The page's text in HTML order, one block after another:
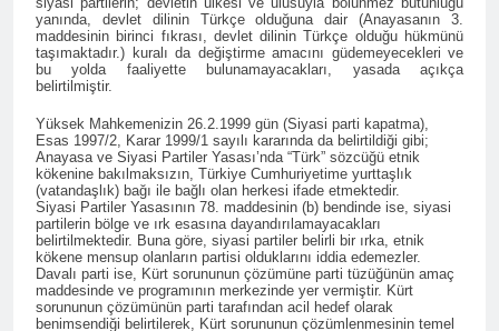
Aşireti Derneğini ziyaret etti
HAK-PAR DİYARBAKIR 10.
KONGRESİNİ
GERÇEKLEŞTİRDİ
tarihinde gazeteciler
cemiyeti toplantı salonunda
yapıldı.
2 Yıl Ago
Özgürlükler Partisi-HAK-PAR,
05 Ekim 2024 tarihinde
Diyarbakır’da yaptığı Parti
Meclisi toplantısında
gündemindeki konuları
görüştü ve aşağıdaki bildiriyi
kamuoyu ile paylaşmayı
kararlaştırdı.
2 Yıl Ago
Kürdistan özgürlük
mücadelesinin
önderlerinden, YNK’nin
kurucusu ve eski Irak
Cumhurbaşkanı Celal
Talabani ‘in, Almanya’da
yaşama veda edişinin
üzerinden 7 yıl geçti.
2 Yıl Ago
HAK-PAR Bingöl İl’i
Solhan İlçe kongresi
gerçekleştirildi.
2 Yıl Ago
HAK-PAR Bingöl il’i,
yanında, devlet dilinin Türkçe olduğuna dair (Anayasanın 3.
maddesinin birinci fıkrası, devlet dilinin Türkçe olduğu hükmünü
taşımaktadır.) kuralı da değiştirme amacını güdemeyecekleri ve
bu yolda faaliyette bulunamayacakları, yasada açıkça
belirtilmiştir.
Yüksek Mahkemenizin 26.2.1999 gün (Siyasi parti kapatma),
Esas 1997/2, Karar 1999/1 sayılı kararında da belirtildiği gibi;
Anayasa ve Siyasi Partiler Yasası’nda “Türk” sözcüğü etnik
kökenine bakılmaksızın, Türkiye Cumhuriyetime yurttaşlık
(vatandaşlık) bağı ile bağlı olan herkesi ifade etmektedir.
Siyasi Partiler Yasasının 78. maddesinin (b) bendinde ise, siyasi
partilerin bölge ve ırk esasına dayandırılamayacakları
belirtilmektedir. Buna göre, siyasi partiler belirli bir ırka, etnik
kökene mensup olanların partisi olduklarını iddia edemezler.
Davalı parti ise, Kürt sorununun çözümüne parti tüzüğünün amaç
maddesinde ve programının merkezinde yer vermiştir. Kürt
sorununun çözümünün parti tarafından acil hedef olarak
benimsendiği belirtilerek, Kürt sorununun çözümlenmesinin temel